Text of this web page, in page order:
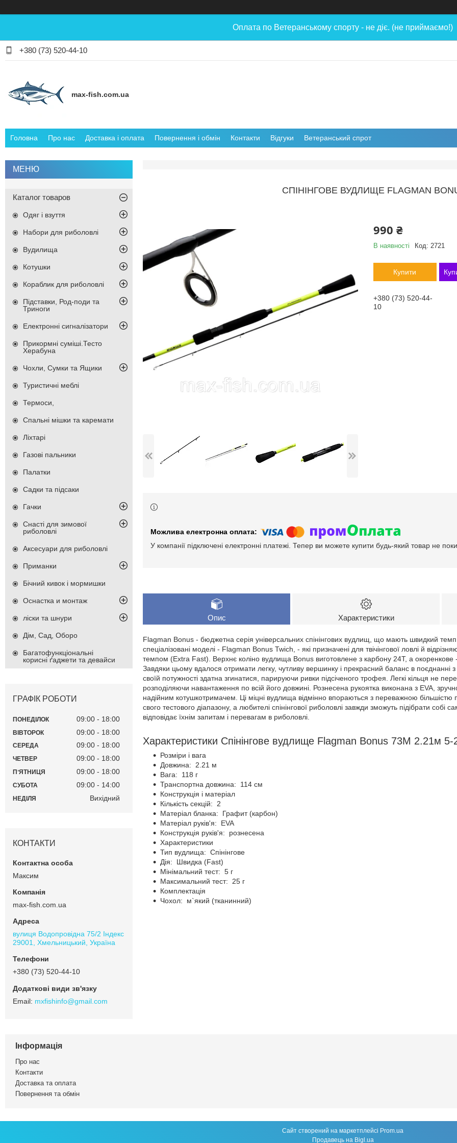
Оплата по Ветеранському спорту - не діє. (не приймаємо!)
+380 (73) 520-44-10
max-fish.com.ua
Головна Про нас Доставка і оплата Повернення і обмін Контакти Відгуки Ветеранський спрот
CПІНІНГОВE ВУДЛИЩЕ FLAGMAN
990 ₴
В наявності Код: 2721
Купити
+380 (73) 520-44-
10
У компанії підключені електронні платежі. Тепер ви можете купити будь-який товар не
Опис Характеристики
Flagman Bonus - бюджетна серія універсальних спінінгових вудлищ, що мають швидкий темп
спеціалізовані моделі - Flagman Bonus Twich, - які призначені для твічінгової ловлі й
темпом (Extra Fast). Верхнє коліно вудлища Bonus виготовлене з карбону 24Т, а окоренкове -
Завдяки цьому вдалося отримати легку, чутливу вершинку і прекрасний баланс в поєднанні
своїй потужності здатна згинатися, парируючи ривки підсіченого трофея. Легкі кільця не
розподіляючи навантаження по всій його довжині. Рознесена рукоятка виконана з EVA,
надійним котушкотримачем. Ці міцні вудлища відмінно впораються з переважною більшістю
свого тестового діапазону, а любителі спінінгової риболовлі завжди зможуть підібрати
відповідає їхнім запитам і перевагам в риболовлі.
Характеристики Cпінінговe вудлище Flagman Bonus 73M 2.21м 5-
Розміри і вага
Довжина: 2.21 м
Вага: 118 г
Транспортна довжина: 114 см
Конструкція і матеріал
Кількість секцій: 2
Матеріал бланка: Графит (карбон)
Матеріал руків'я: EVA
Конструкція руків'я: рознесена
Характеристики
Тип вудлища: Спінінгове
Дія: Швидка (Fast)
Мінімальний тест: 5 г
Максимальний тест: 25 г
Комплектація
Чохол: м`який (тканинний)
Каталог товаров
Одяг і взуття
Набори для риболовлі
Вудилища
Котушки
Кораблик для риболовлі
Підставки, Род-поди та
Триноги
Електронні сигналізатори
Прикормні суміші.Тесто
Херабуна
Чохли, Сумки та Ящики
Туристичні меблі
Термоси,
Спальні мішки та каремати
Ліхтарі
Газові пальники
Палатки
Садки та підсаки
Гачки
Снасті для зимової
риболовлі
Аксесуари для риболовлі
Приманки
Бічний кивок і мормишки
Оснастка и монтаж
ліски та шнури
Дім, Сад, Оборо
Багатофункціональні
корисні ґаджети та девайси
ГРАФІК РОБОТИ
ПОНЕДІЛОК 09:00 18:00
ВІВТОРОК 09:00 18:00
СЕРЕДА 09:00 18:00
ЧЕТВЕР 09:00 18:00
ПʼЯТНИЦЯ 09:00 18:00
СУБОТА 09:00 14:00
НЕДІЛЯ Вихідний
КОНТАКТИ
Максим
max-fish.com.ua
вулиця Водопровідна 75/2 Індекс
29001, Хмельницький, Україна
+380 (73) 520-44-10
mxfishinfo@gmail.com
Інформація
Про нас
Контакти
Доставка та оплата
Повернення та обмін
Сайт створений на маркетплейсі Prom.ua
Продавець на Bigl.ua